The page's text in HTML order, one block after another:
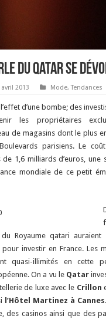
du Qatar se
avril 2013 Mode,Tendances
d’une bombe; des
les propriétaires
de magasins dont le plus
parisiens. Le
de 1,6 milliards d’euros,
mondiale de ce petit
du Royaume qatari
pour investir en France. Les
quasi-illimités en cette
On a vu leQatar
de luxe avec le Crillon
l’Hôtel Martinez à Cannes
des casinos ainsi que des